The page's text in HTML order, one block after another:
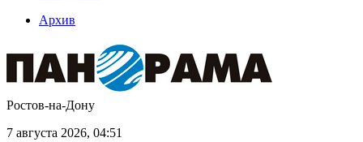
Архив
Ростов-на-Дону
7 августа 2026, 04:51